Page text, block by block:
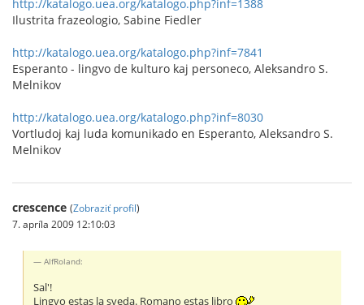
http://katalogo.uea.org/katalogo.php?inf=1388
Ilustrita frazeologio, Sabine Fiedler
http://katalogo.uea.org/katalogo.php?inf=7841
Esperanto - lingvo de kulturo kaj personeco, Aleksandro S.
Melnikov
http://katalogo.uea.org/katalogo.php?inf=8030
Vortludoj kaj luda komunikado en Esperanto, Aleksandro S.
Melnikov
crescence (Zobraziť profil)
7. apríla 2009 12:10:03
AlfRoland:
Sal'!
Lingvo estas la sveda. Romano estas libro